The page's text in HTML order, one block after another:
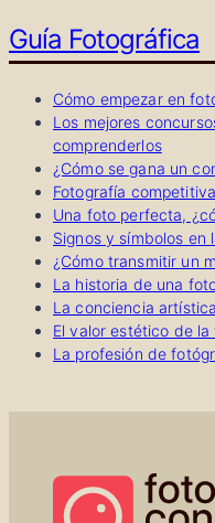
Guía Fotográfica
Cómo empezar en
Los mejores
comprenderlos
¿Cómo se gana un
Fotografía
Una foto perfecta,
Signos y símbolos en
¿Cómo transmitir un
La historia de una
La conciencia
El valor estético de
La profesión de